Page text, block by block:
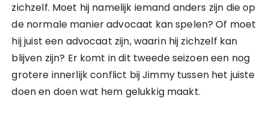
zichzelf. Moet hij namelijk iemand anders zijn die op
de normale manier advocaat kan spelen? Of moet
hij juist een advocaat zijn, waarin hij zichzelf kan
blijven zijn? Er komt in dit tweede seizoen een nog
grotere innerlijk conflict bij Jimmy tussen het juiste
doen en doen wat hem gelukkig maakt.